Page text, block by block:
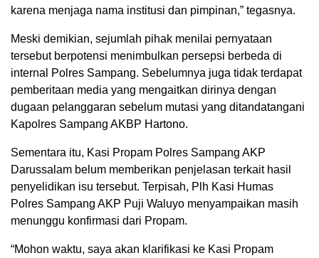
karena menjaga nama institusi dan pimpinan,” tegasnya.
Meski demikian, sejumlah pihak menilai pernyataan
tersebut berpotensi menimbulkan persepsi berbeda di
internal Polres Sampang. Sebelumnya juga tidak terdapat
pemberitaan media yang mengaitkan dirinya dengan
dugaan pelanggaran sebelum mutasi yang ditandatangani
Kapolres Sampang AKBP Hartono.
Sementara itu, Kasi Propam Polres Sampang AKP
Darussalam belum memberikan penjelasan terkait hasil
penyelidikan isu tersebut. Terpisah, Plh Kasi Humas
Polres Sampang AKP Puji Waluyo menyampaikan masih
menunggu konfirmasi dari Propam.
“Mohon waktu, saya akan klarifikasi ke Kasi Propam